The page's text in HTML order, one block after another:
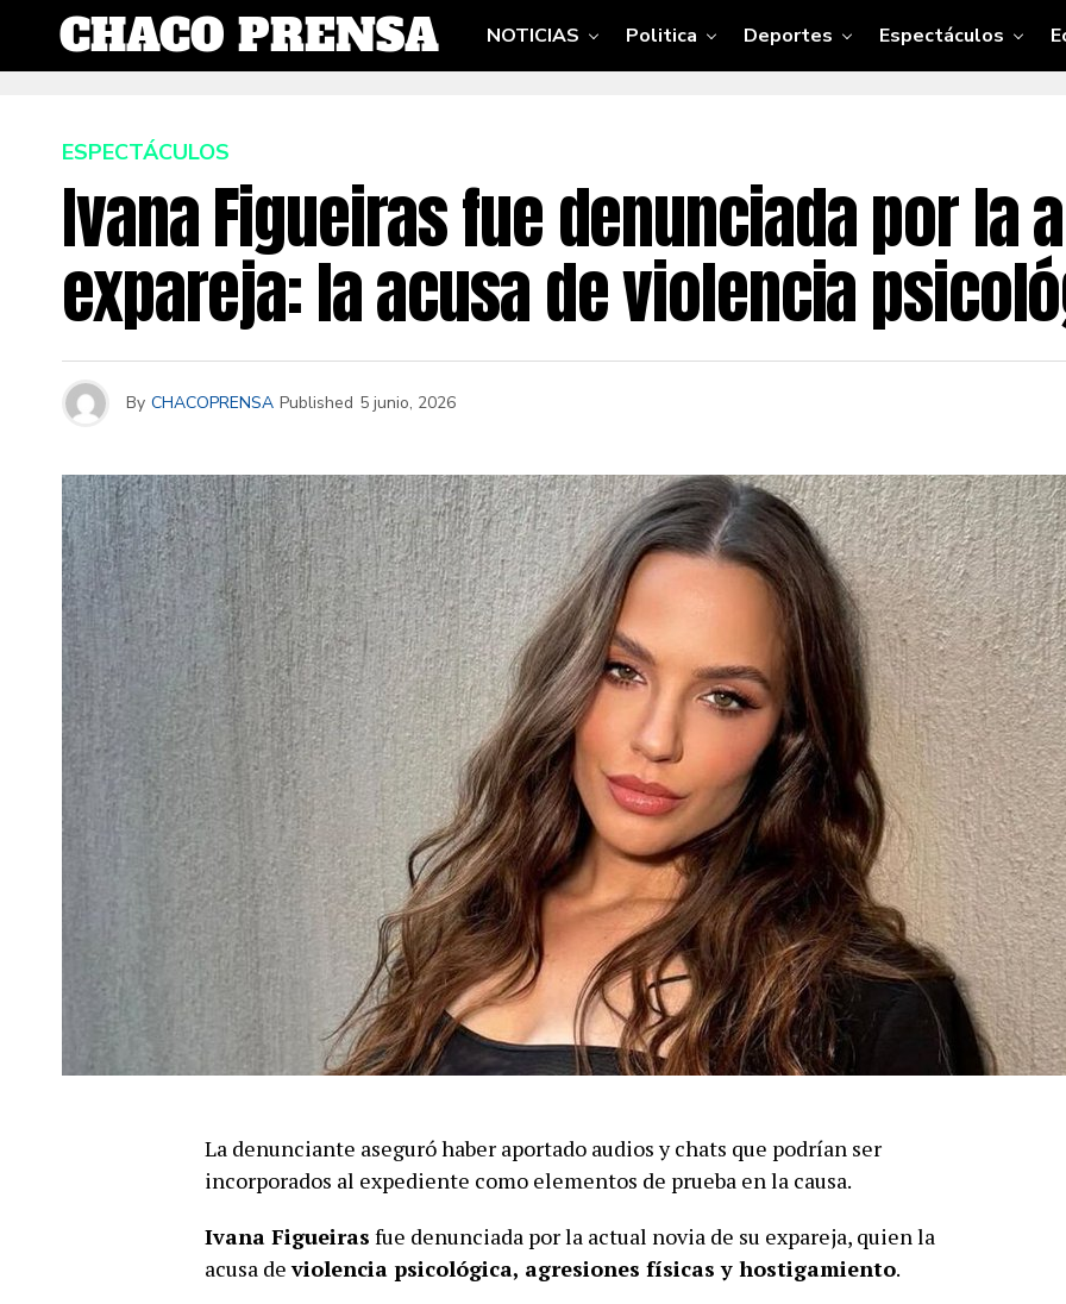
NOTICIAS Politica Deportes Espectáculos
ESPECTÁCULOS
Ivana Figueiras fue denunciada por la
expareja: la acusa de violencia
By CHACOPRENSA Published 5 junio, 2026
La denunciante aseguró haber aportado audios y chats que podrían ser
incorporados al expediente como elementos de prueba en la causa.
Ivana Figueiras fue denunciada por la actual novia de su expareja, quien la
acusa deviolencia psicológica, agresiones físicas y hostigamiento.